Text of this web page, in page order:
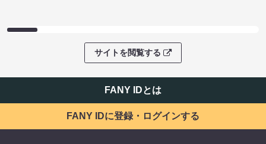
サイトを閲覧する
FANY IDとは
FANY IDに登録・ログインする